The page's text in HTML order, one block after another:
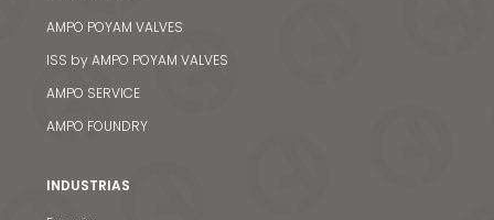
AMPO POYAM VALVES
ISS by AMPO POYAM VALVES
AMPO SERVICE
AMPO FOUNDRY
INDUSTRIAS